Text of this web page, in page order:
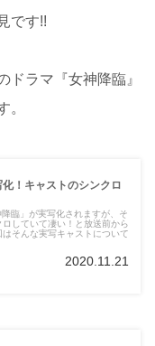
です!!
ドラマ『女神降臨』
。
！キャストのシンクロ
臨」が実写化されますが、そ
していて凄い！と放送前から
そんな実写キャストについて
2020.11.21